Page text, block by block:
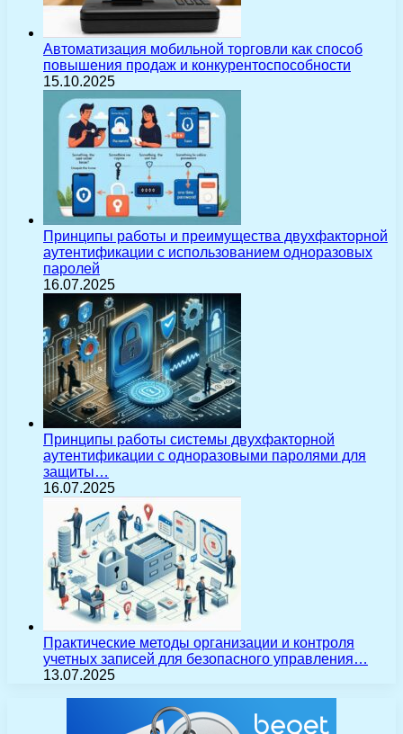
Автоматизация мобильной торговли как способ
повышения продаж и конкурентоспособности
15.10.2025
Принципы работы и преимущества двухфакторной
аутентификации с использованием одноразовых
паролей
16.07.2025
Принципы работы системы двухфакторной
аутентификации с одноразовыми паролями для
защиты…
16.07.2025
Практические методы организации и контроля
учетных записей для безопасного управления…
13.07.2025